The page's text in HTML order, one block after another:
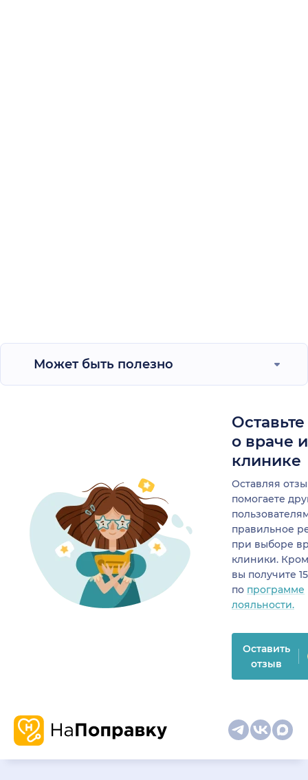
Может быть полезно
о враче
клинике
Оставляя
помогаете
правильное
при выборе
клиники.
вы получите
по программе
лояльности.
Оставить
отзыв